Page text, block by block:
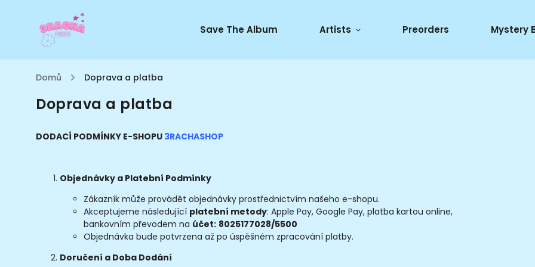
Save The Album Artists Preorders Mystery
Domů / Doprava a platba
Doprava a platba
DODACÍ PODMÍNKY E-SHOPU 3RACHASHOP
Objednávky a Platební Podmínky
Zákazník může provádět objednávky prostřednictvím našeho e-shopu.
Akceptujeme následující platební metody: Apple Pay, Google Pay, platba kartou online,
bankovním převodem na účet: 8025177028/5500
Objednávka bude potvrzena až po úspěšném zpracování platby.
Doručení a Doba Dodání